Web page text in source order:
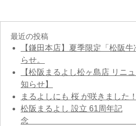
最近の投稿
【鎌田本店】夏季限定「松阪
らせ。
【松阪まるよし松ヶ島店 リニ
知らせ】
まるよしにも 桜 が咲きました！
松阪まるよし 設立 61周年記